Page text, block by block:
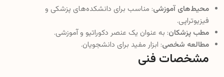
محیط‌های آموزشی: مناسب برای دانشکده‌های پزشکی و
فیزیوتراپی.
مطب پزشکان: به عنوان یک عنصر دکوراتیو و آموزشی.
مطالعه شخصی: ابزار مفید برای دانشجویان.
مشخصات فنی